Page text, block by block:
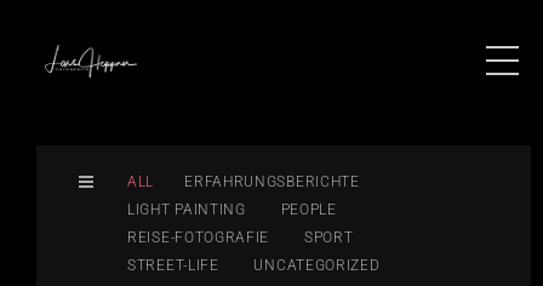
ALL
ERFAHRUNGSBERICHTE
LIGHT PAINTING
PEOPLE
REISE-FOTOGRAFIE
SPORT
STREET-LIFE
UNCATEGORIZED